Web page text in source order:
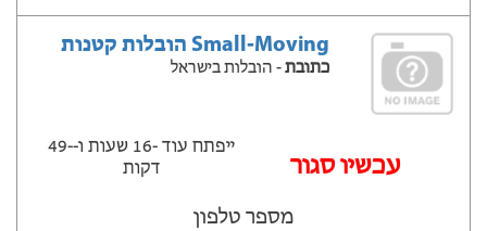
Small-Moving הובלות קטנות
כתובת- הובלות בישראל
‫עכשיו סגור
ייפתח עוד -16 שעות ‫ו--49
דקות
מספר טלפון